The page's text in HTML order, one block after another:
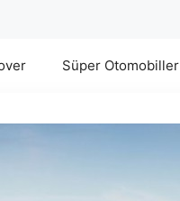
Süper Otomobiller